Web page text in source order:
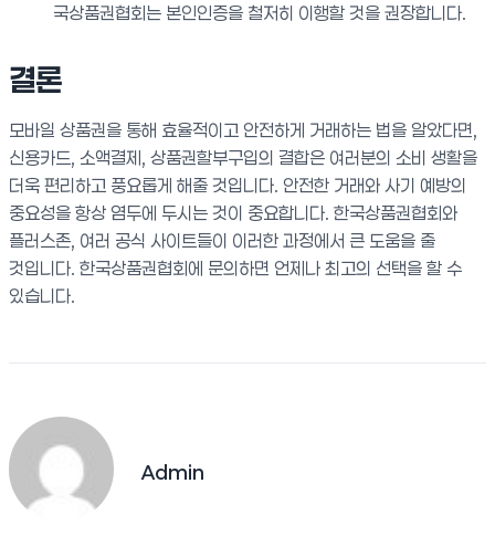
국상품권협회는 본인인증을 철저히 이행할 것을 권장합니다.
결론
모바일 상품권을 통해 효율적이고 안전하게 거래하는 법을 알았다면,
신용카드, 소액결제, 상품권할부구입의 결합은 여러분의 소비 생활을
더욱 편리하고 풍요롭게 해줄 것입니다. 안전한 거래와 사기 예방의
중요성을 항상 염두에 두시는 것이 중요합니다. 한국상품권협회와
플러스존, 여러 공식 사이트들이 이러한 과정에서 큰 도움을 줄
것입니다. 한국상품권협회에 문의하면 언제나 최고의 선택을 할 수
있습니다.
Admin